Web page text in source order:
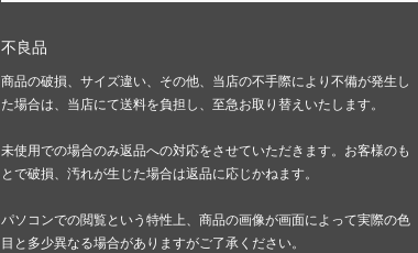
不良品
商品の破損、サイズ違い、その他、当店の不手際により不備が発生し
た場合は、当店にて送料を負担し、至急お取り替えいたします。
未使用での場合のみ返品への対応をさせていただきます。お客様のも
とで破損、汚れが生じた場合は返品に応じかねます。
パソコンでの閲覧という特性上、商品の画像が画面によって実際の色
目と多少異なる場合がありますがご了承ください。